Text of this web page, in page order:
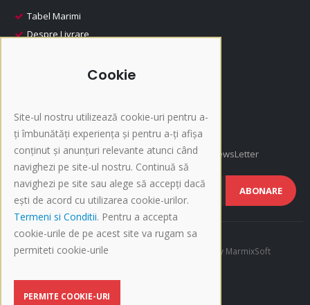
Cookie
Site-ul nostru utilizează cookie-uri pentru a-
ți îmbunătăți experiența și pentru a-ți afișa
conținut și anunțuri relevante atunci când
navighezi pe site-ul nostru. Continuă să
navighezi pe site sau alege să accepți dacă
ești de acord cu utilizarea cookie-urilor.
Termeni si Conditii. Pentru a accepta
cookie-urile de pe acest site va rugam sa
permiteti cookie-urile
PERMITE COOKIE-URI
Tabel Marimi
Despre Livrare
Inscriere NewsLetter
Afla cele mai noi oferte si promotii, Inscrie-te la NewsLetter
ABONARE
BLOG
©Copyright 2015-present i-Fashion.ro. Developed by MarmixSoft